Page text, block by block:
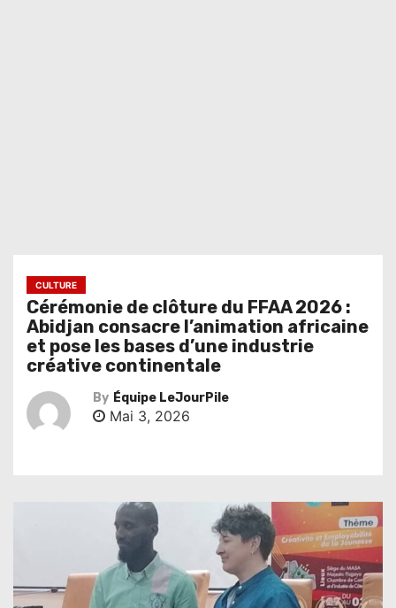
CULTURE
Cérémonie de clôture du FFAA 2026 :
Abidjan consacre l’animation africaine
et pose les bases d’une industrie
créative continentale
By Équipe LeJourPile
Mai 3, 2026